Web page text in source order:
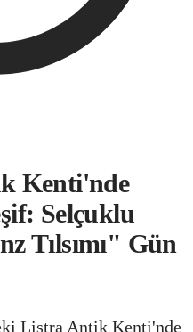
Kenti'nde
Selçuklu
Tılsımı" Gün
Listra Antik Kenti'nde